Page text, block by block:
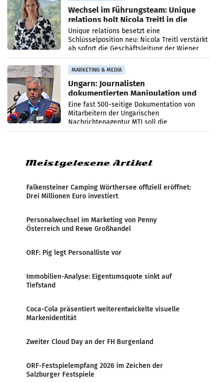
Wechsel im Führungsteam: Unique
relations holt Nicola Treitl in die
Geschäftsleitung
Unique relations besetzt eine
Schlüsselposition neu: Nicola Treitl verstärkt
ab sofort die Geschäftsleitung der Wiener
PR-Agentur an der Seite von Josef Kalina und
Anna Kalina-Mahr.
MARKETING & MEDIA
Ungarn: Journalisten
dokumentierten Manipulation und
Zensur
Eine fast 500-seitige Dokumentation von
Mitarbeitern der Ungarischen
Nachrichtenagentur MTI soll die
systematische Nachrichten-Manipulation und
Meistgelesene Artikel
Falkensteiner Camping Wörthersee offiziell eröffnet:
Drei Millionen Euro investiert
Personalwechsel im Marketing von Penny
Österreich und Rewe Großhandel
ORF: Pig legt Personalliste vor
Immobilien-Analyse: Eigentumsquote sinkt auf
Tiefstand
Coca-Cola präsentiert weiterentwickelte visuelle
Markenidentität
Zweiter Cloud Day an der FH Burgenland
ORF-Festspielempfang 2026 im Zeichen der
Salzburger Festspiele